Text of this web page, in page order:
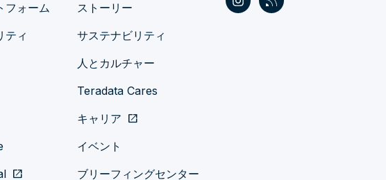
フォーム
ティ
open_in_new
ストーリー
サステナビリティ
人とカルチャー
Teradata Cares
キャリア open_in_new
イベント
ブリーフィングセンター